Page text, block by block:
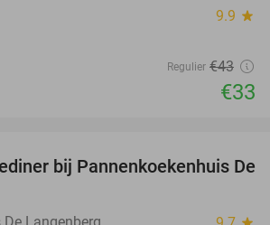
9.9 star
Regulier €43
€33
42%
bij Pannenkoekenhuis De